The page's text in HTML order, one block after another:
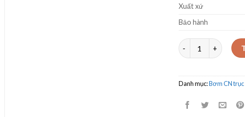
Xuất xứ
Bảo hành
Máy bơm trục
Danh mục:Bơm CN